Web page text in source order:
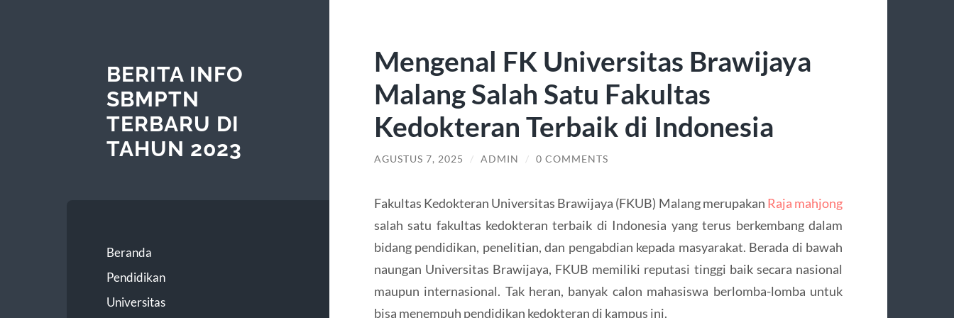
BERITA INFO
SBMPTN
TERBARU DI
TAHUN 2023
Beranda
Pendidikan
Universitas
Mengenal FK Universitas Brawijaya
Malang Salah Satu Fakultas
Kedokteran Terbaik di Indonesia
AGUSTUS 7, 2025 / ADMIN / 0 COMMENTS
Fakultas Kedokteran Universitas Brawijaya (FKUB) Malang merupakan Raja mahjong
salah satu fakultas kedokteran terbaik di Indonesia yang terus berkembang dalam
bidang pendidikan, penelitian, dan pengabdian kepada masyarakat. Berada di bawah
naungan Universitas Brawijaya, FKUB memiliki reputasi tinggi baik secara nasional
maupun internasional. Tak heran, banyak calon mahasiswa berlomba-lomba untuk
bisa menempuh pendidikan kedokteran di kampus ini.